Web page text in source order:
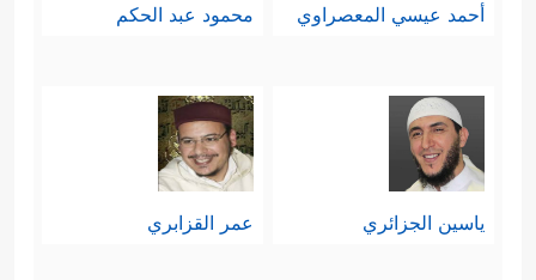
أحمد عيسي المعصراوي محمود عبد الحكم
ياسين الجزائري عمر القزابري